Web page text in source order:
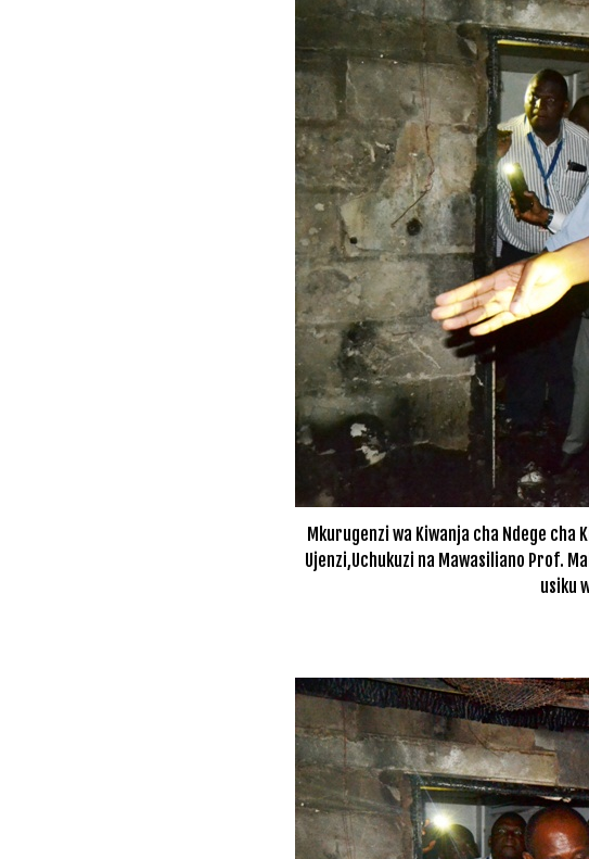
Mkurugenzi wa Kiwanja cha Ndege cha
Ujenzi,Uchukuzi na Mawasiliano Prof.
usiku